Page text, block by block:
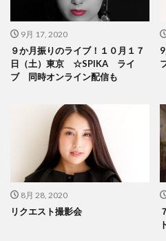
9月 17, 2020
９か月振りのライブ！１０月１７
日（土）東京 ☆SPIKA ライ
ブ 同時オンライン配信も
8月 28, 2020
リクエスト撮影会